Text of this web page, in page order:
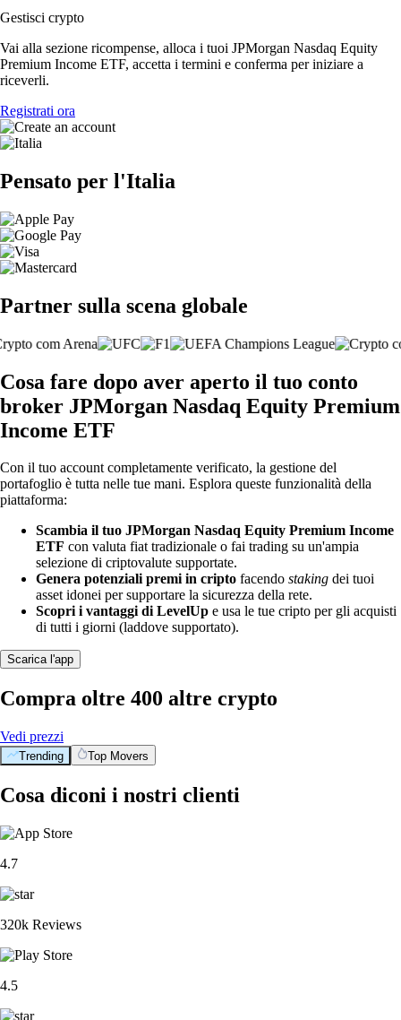
Gestisci crypto
Vai alla sezione ricompense, alloca i tuoi JPMorgan Nasdaq Equity
Premium Income ETF, accetta i termini e conferma per iniziare a
riceverli.
Registrati ora
Pensato per l'Italia
Partner sulla scena globale
Cosa fare dopo aver aperto il tuo conto
broker JPMorgan Nasdaq Equity Premium
Income ETF
Con il tuo account completamente verificato, la gestione del
portafoglio è tutta nelle tue mani. Esplora queste funzionalità della
piattaforma:
Scambia il tuo JPMorgan Nasdaq Equity Premium Income
ETF con valuta fiat tradizionale o fai trading su un'ampia
selezione di criptovalute supportate.
Genera potenziali premi in cripto facendo staking dei tuoi
asset idonei per supportare la sicurezza della rete.
Scopri i vantaggi di LevelUp e usa le tue cripto per gli acquisti
di tutti i giorni (laddove supportato).
Scarica l'app
Compra oltre 400 altre crypto
Vedi prezzi
Trending Top Movers
Cosa diconi i nostri clienti
4.7
320k Reviews
4.5